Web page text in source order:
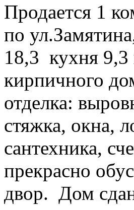
Продается 1
по
18,3 кухня 9,3
кирпичного
отделка:
стяжка, окна,
сантехника,
прекрасно
двор. Дом